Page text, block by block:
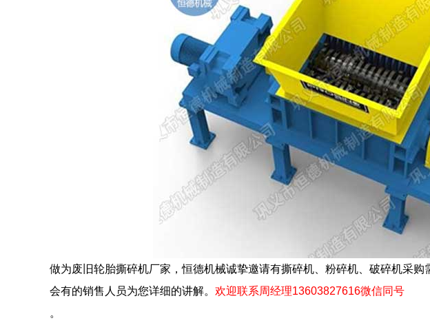
做为废旧轮胎撕碎机厂家，恒德机械诚挚邀请有撕碎机、粉碎机、 破碎机采购
会有的销售人员为您详细的讲解。 欢迎联系周经理13603827616微信同号
。